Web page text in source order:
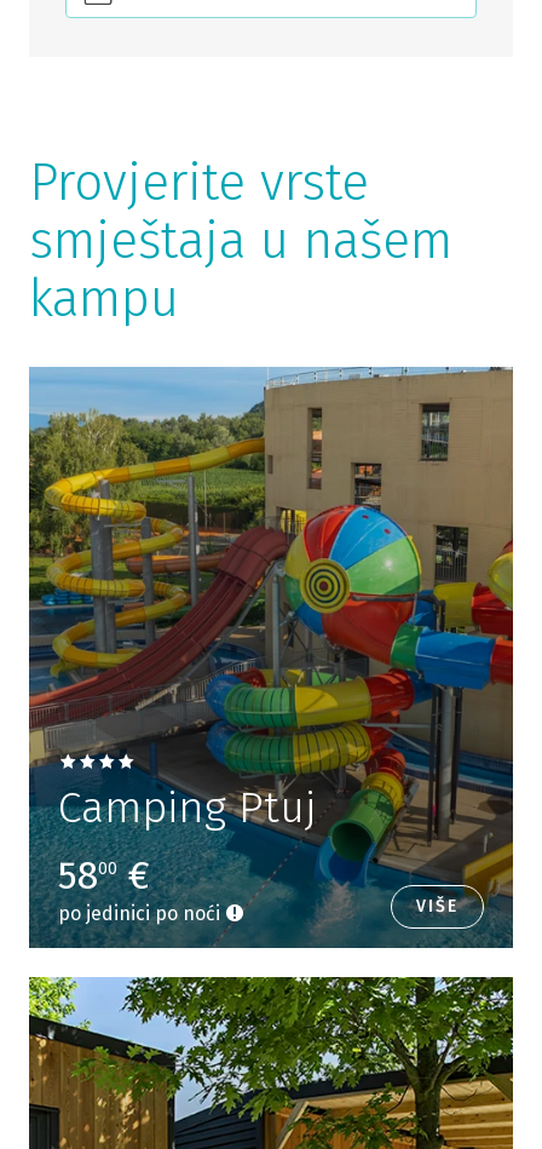
Provjerite vrste
smještaja u našem
kampu
Camping Ptuj
5800€
po jedinici po noći VIŠE